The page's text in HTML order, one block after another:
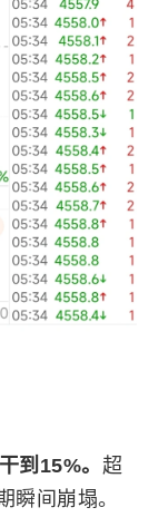
到15%。 超
瞬间崩塌。